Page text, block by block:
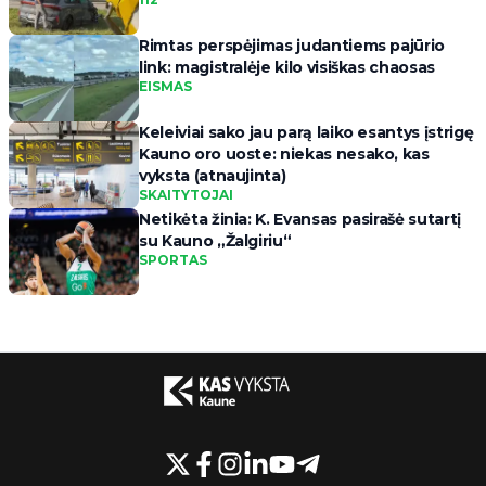
Rimtas perspėjimas judantiems pajūrio
link: magistralėje kilo visiškas chaosas
EISMAS
Keleiviai sako jau parą laiko esantys įstrigę
Kauno oro uoste: niekas nesako, kas
vyksta (atnaujinta)
SKAITYTOJAI
Netikėta žinia: K. Evansas pasirašė sutartį
su Kauno „Žalgiriu“
SPORTAS